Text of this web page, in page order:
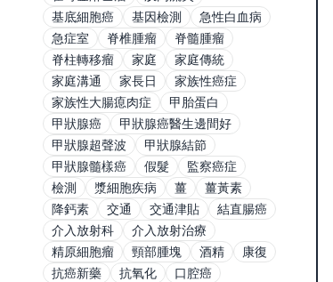
基底細胞癌
基因檢測
急性白血病
急症室
脊椎腫瘤
脊髓腫瘤
脊柱轉移瘤
家庭
家庭傳統
家庭溝通
家長日
家族性癌症
家族性大腸瘜肉症
甲胎蛋白
甲狀腺癌
甲狀腺癌醫生邊間好
甲狀腺超聲波
甲狀腺結節
甲狀腺髓樣癌
假髮
監察癌症
檢測
漿細胞疾病 薑
薑黃素
降鈣素
交通 交通津貼
結直腸癌
介入放射科
介入放射治療
精原細胞瘤
頸部腫塊 酒精
康復
抗癌新藥
抗氧化
口腔癌